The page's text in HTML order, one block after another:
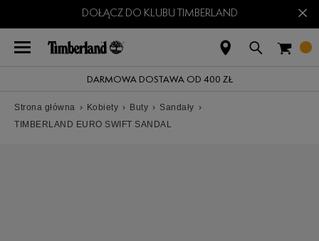
DOŁĄCZ DO KLUBU TIMBERLAND ×
DARMOWA DOSTAWA OD 400 ZŁ
Strona główna › Kobiety › Buty › Sandały ›
TIMBERLAND EURO SWIFT SANDAL